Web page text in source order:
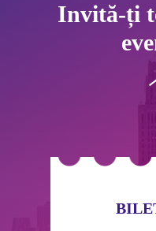
Invită-ți